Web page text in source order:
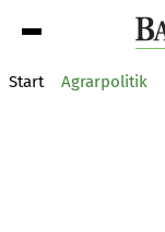
Start Agrarpolitik